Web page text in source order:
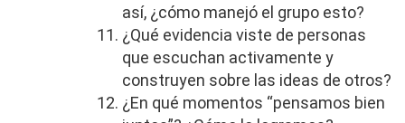
así, ¿cómo manejó el grupo esto?
¿Qué evidencia viste de personas
que escuchan activamente y
construyen sobre las ideas de otros?
¿En qué momentos “pensamos bien